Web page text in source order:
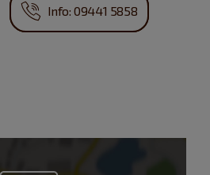
Info: 09441 5858